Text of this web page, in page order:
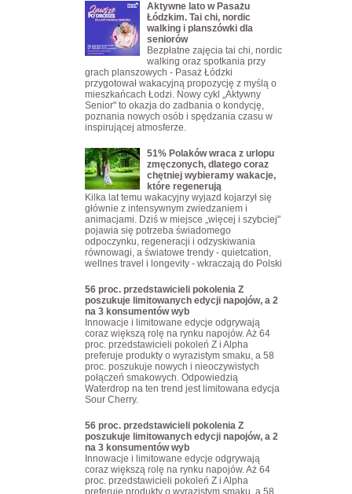
Aktywne lato w Pasażu
Łódzkim. Tai chi, nordic
walking i planszówki dla
seniorów
Bezpłatne zajęcia tai chi, nordic
walking oraz spotkania przy
grach planszowych - Pasaż Łódzki
przygotował wakacyjną propozycję z myślą o
mieszkańcach Łodzi. Nowy cykl „Aktywny
Senior" to okazja do zadbania o kondycję,
poznania nowych osób i spędzania czasu w
inspirującej atmosferze.
51% Polaków wraca z urlopu
zmęczonych, dlatego coraz
chętniej wybieramy wakacje,
które regenerują
Kilka lat temu wakacyjny wyjazd kojarzył się
głównie z intensywnym zwiedzaniem i
animacjami. Dziś w miejsce „więcej i szybciej"
pojawia się potrzeba świadomego
odpoczynku, regeneracji i odzyskiwania
równowagi, a światowe trendy - quietcation,
wellnes travel i longevity - wkraczają do Polski
56 proc. przedstawicieli pokolenia Z
poszukuje limitowanych edycji napojów, a 2
na 3 konsumentów wyb
Innowacje i limitowane edycje odgrywają
coraz większą rolę na rynku napojów. Aż 64
proc. przedstawicieli pokoleń Z i Alpha
preferuje produkty o wyrazistym smaku, a 58
proc. poszukuje nowych i nieoczywistych
połączeń smakowych. Odpowiedzią
Waterdrop na ten trend jest limitowana edycja
Sour Cherry.
56 proc. przedstawicieli pokolenia Z
poszukuje limitowanych edycji napojów, a 2
na 3 konsumentów wyb
Innowacje i limitowane edycje odgrywają
coraz większą rolę na rynku napojów. Aż 64
proc. przedstawicieli pokoleń Z i Alpha
preferuje produkty o wyrazistym smaku, a 58